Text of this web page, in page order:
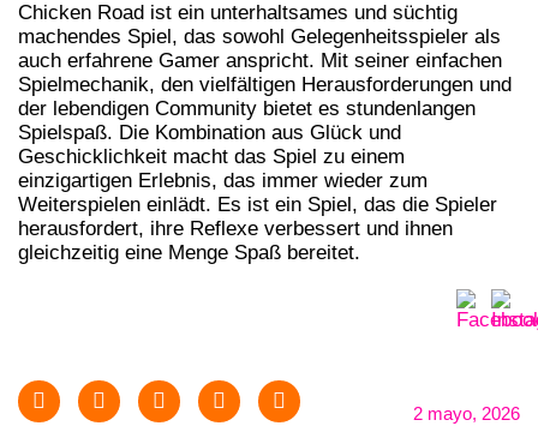
Chicken Road ist ein unterhaltsames und süchtig
machendes Spiel, das sowohl Gelegenheitsspieler als
auch erfahrene Gamer anspricht. Mit seiner einfachen
Spielmechanik, den vielfältigen Herausforderungen und
der lebendigen Community bietet es stundenlangen
Spielspaß. Die Kombination aus Glück und
Geschicklichkeit macht das Spiel zu einem
einzigartigen Erlebnis, das immer wieder zum
Weiterspielen einlädt. Es ist ein Spiel, das die Spieler
herausfordert, ihre Reflexe verbessert und ihnen
gleichzeitig eine Menge Spaß bereitet.
2 mayo, 2026